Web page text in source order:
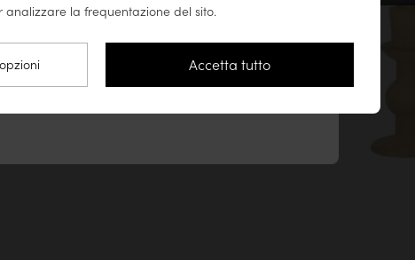
Vai sul sito Stati Uniti (www.tikamoon.co)
Resta sul sito Italia
la frequentazione del sito.
Accetta tutto